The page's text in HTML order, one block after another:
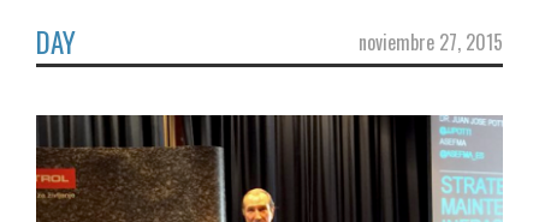
DAY noviembre 27, 2015